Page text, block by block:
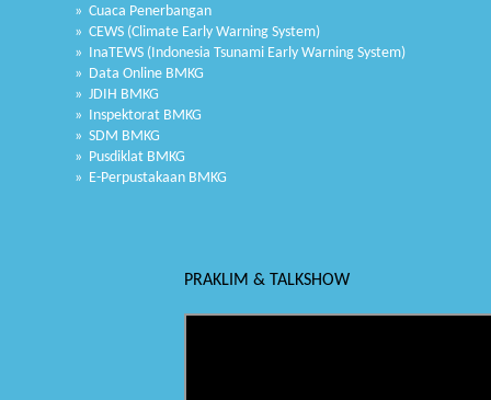
» Cuaca Penerbangan
» CEWS (Climate Early Warning System)
» InaTEWS (Indonesia Tsunami Early Warning System)
» Data Online BMKG
» JDIH BMKG
» Inspektorat BMKG
» SDM BMKG
» Pusdiklat BMKG
» E-Perpustakaan BMKG
PRAKLIM & TALKSHOW